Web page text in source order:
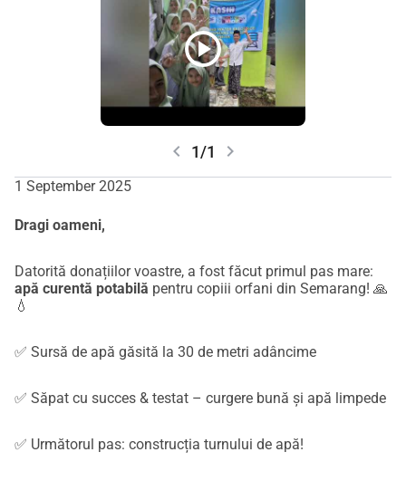
play_circle
chevron_left 1/1 chevron_right
1 September 2025
Dragi oameni,
Datorită donațiilor voastre, a fost făcut primul pas mare:
apă curentă potabilă pentru copiii orfani din Semarang! 🙏
💧
✅ Sursă de apă găsită la 30 de metri adâncime
✅ Săpat cu succes & testat – curgere bună și apă limpede
✅ Următorul pas: construcția turnului de apă!